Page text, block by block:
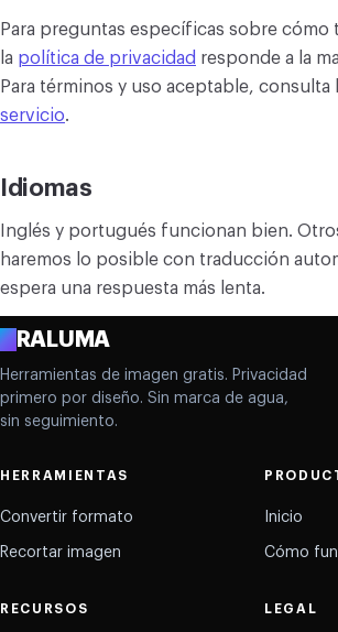
Para preguntas específicas sobre cómo
la política de privacidad responde a la
Para términos y uso aceptable, consulta
servicio.
Idiomas
Inglés y portugués funcionan bien.
haremos lo posible con traducción
espera una respuesta más lenta.
ARALUMA
Herramientas de imagen gratis. Privacidad
primero por diseño. Sin marca de agua,
sin seguimiento.
HERRAMIENTAS
Convertir formato
Recortar imagen
Inicio
Cómo
RECURSOS LEGAL